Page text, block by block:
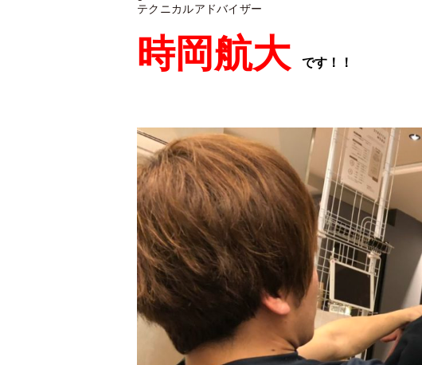
テクニカルアドバイザー
時岡航大 です！！